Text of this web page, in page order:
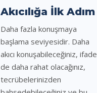
Akıcılığa İlk Adım
Daha fazla konuşmaya
başlama seviyesidir. Daha
akıcı konuşabileceğiniz, ifade
de daha rahat olacağınız,
tecrübelerinizden